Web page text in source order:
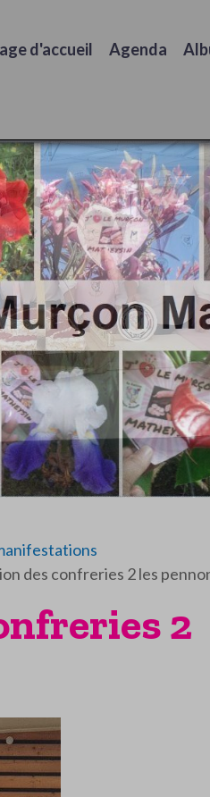
d'accueil Agenda
des confreries 2 les
2